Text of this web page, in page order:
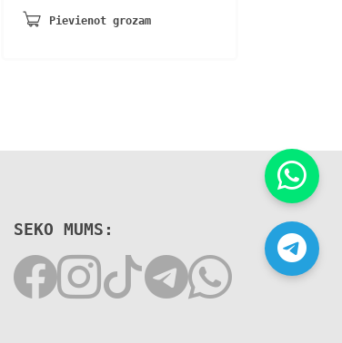
bija:
ir:
Pievienot grozam
SEKO MUMS: